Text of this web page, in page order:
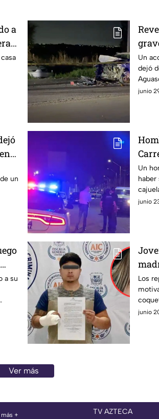
a
la
Un
dejó
junio
un
Un
haber
junio
a su
una
Los
junio
Ver más
más +
TV AZTECA